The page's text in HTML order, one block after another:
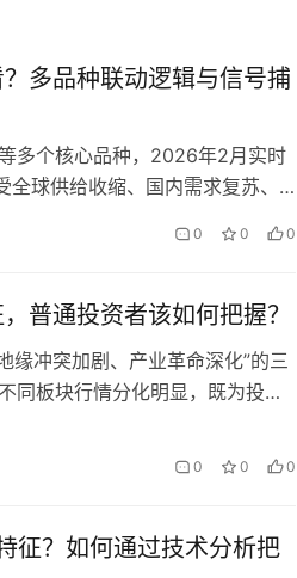
多品种联动逻辑与信号捕
多个核心品种，2026年2月实时
球供给收缩、国内需求复苏、
跟风，要么因混淆品种驱动因素
0 0 0
普通投资者该如何把握？
缘冲突加剧、产业革命深化”的三
同板块行情分化明显，既为投资
素，以及不同板块的走势规律，
0 0 0
征？如何通过技术分析把